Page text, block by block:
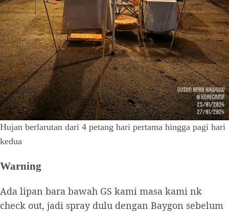
Hujan berlarutan dari 4 petang hari pertama hingga pagi hari
kedua
Warning
Ada lipan bara bawah GS kami masa kami nk
check out, jadi spray dulu dengan Baygon sebelum